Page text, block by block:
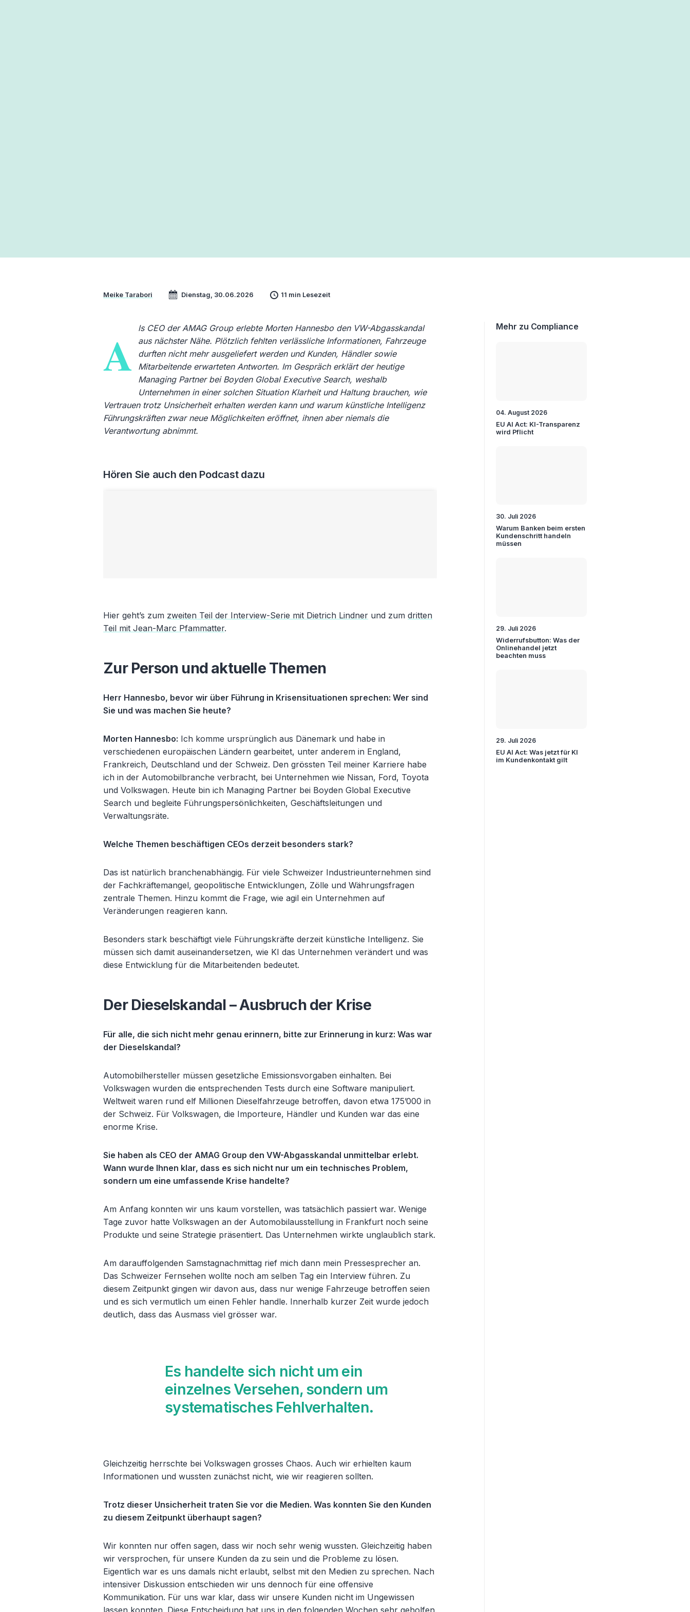
Meike Tarabori Dienstag, 30.06.2026 11 min Lesezeit
A
ls CEO der AMAG Group erlebte Morten Hannesbo den VW-Abgasskandal
aus nächster Nähe. Plötzlich fehlten verlässliche Informationen, Fahrzeuge
durften nicht mehr ausgeliefert werden und Kunden, Händler sowie
Mitarbeitende erwarteten Antworten. Im Gespräch erklärt der heutige
Managing Partner bei Boyden Global Executive Search, weshalb
Unternehmen in einer solchen Situation Klarheit und Haltung brauchen, wie
Vertrauen trotz Unsicherheit erhalten werden kann und warum künstliche Intelligenz
Führungskräften zwar neue Möglichkeiten eröffnet, ihnen aber niemals die
Verantwortung abnimmt.
Hören Sie auch den Podcast dazu
Hier geht’s zum zweiten Teil der Interview-Serie mit Dietrich Lindner und zumdritten
Teil mit Jean-Marc Pfammatter.
Zur Person und aktuelle Themen
Herr Hannesbo, bevor wir über Führung in Krisensituationen sprechen: Wer sind
Sie und was machen Sie heute?
Morten Hannesbo: Ich komme ursprünglich aus Dänemark und habe in
verschiedenen europäischen Ländern gearbeitet, unter anderem in England,
Frankreich, Deutschland und der Schweiz. Den grössten Teil meiner Karriere habe
ich in der Automobilbranche verbracht, bei Unternehmen wie Nissan, Ford, Toyota
und Volkswagen. Heute bin ich Managing Partner bei Boyden Global Executive
Search und begleite Führungspersönlichkeiten, Geschäftsleitungen und
Verwaltungsräte.
Welche Themen beschäftigen CEOs derzeit besonders stark?
Das ist natürlich branchenabhängig. Für viele Schweizer Industrieunternehmen sind
der Fachkräftemangel, geopolitische Entwicklungen, Zölle und Währungsfragen
zentrale Themen. Hinzu kommt die Frage, wie agil ein Unternehmen auf
Veränderungen reagieren kann.
Besonders stark beschäftigt viele Führungskräfte derzeit künstliche Intelligenz. Sie
müssen sich damit auseinandersetzen, wie KI das Unternehmen verändert und was
diese Entwicklung für die Mitarbeitenden bedeutet.
Der Dieselskandal – Ausbruch der Krise
Für alle, die sich nicht mehr genau erinnern, bitte zur Erinnerung in kurz: Was war
der Dieselskandal?
Automobilhersteller müssen gesetzliche Emissionsvorgaben einhalten. Bei
Volkswagen wurden die entsprechenden Tests durch eine Software manipuliert.
Weltweit waren rund elf Millionen Dieselfahrzeuge betroffen, davon etwa 175’000 in
der Schweiz. Für Volkswagen, die Importeure, Händler und Kunden war das eine
enorme Krise.
Sie haben als CEO der AMAG Group den VW-Abgasskandal unmittelbar erlebt.
Wann wurde Ihnen klar, dass es sich nicht nur um ein technisches Problem,
sondern um eine umfassende Krise handelte?
Am Anfang konnten wir uns kaum vorstellen, was tatsächlich passiert war. Wenige
Tage zuvor hatte Volkswagen an der Automobilausstellung in Frankfurt noch seine
Produkte und seine Strategie präsentiert. Das Unternehmen wirkte unglaublich stark.
Am darauffolgenden Samstagnachmittag rief mich dann mein Pressesprecher an.
Das Schweizer Fernsehen wollte noch am selben Tag ein Interview führen. Zu
diesem Zeitpunkt gingen wir davon aus, dass nur wenige Fahrzeuge betroffen seien
und es sich vermutlich um einen Fehler handle. Innerhalb kurzer Zeit wurde jedoch
deutlich, dass das Ausmass viel grösser war.
Es handelte sich nicht um ein
einzelnes Versehen, sondern um
systematisches Fehlverhalten.
Gleichzeitig herrschte bei Volkswagen grosses Chaos. Auch wir erhielten kaum
Informationen und wussten zunächst nicht, wie wir reagieren sollten.
Trotz dieser Unsicherheit traten Sie vor die Medien. Was konnten Sie den Kunden
zu diesem Zeitpunkt überhaupt sagen?
Wir konnten nur offen sagen, dass wir noch sehr wenig wussten. Gleichzeitig haben
wir versprochen, für unsere Kunden da zu sein und die Probleme zu lösen.
Eigentlich war es uns damals nicht erlaubt, selbst mit den Medien zu sprechen. Nach
intensiver Diskussion entschieden wir uns dennoch für eine offensive
Kommunikation. Für uns war klar, dass wir unsere Kunden nicht im Ungewissen
lassen konnten. Diese Entscheidung hat uns in den folgenden Wochen sehr geholfen.
Mehr zu Compliance
04. August 2026
EU AI Act: KI-Transparenz
wird Pflicht
30. Juli 2026
Warum Banken beim ersten
Kundenschritt handeln
müssen
29. Juli 2026
Widerrufsbutton: Was der
Onlinehandel jetzt
beachten muss
29. Juli 2026
EU AI Act: Was jetzt für KI
im Kundenkontakt gilt